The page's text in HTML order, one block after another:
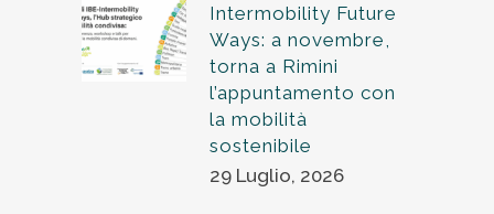
Intermobility Future
Ways: a novembre,
torna a Rimini
l’appuntamento con
la mobilità
sostenibile
29 Luglio, 2026